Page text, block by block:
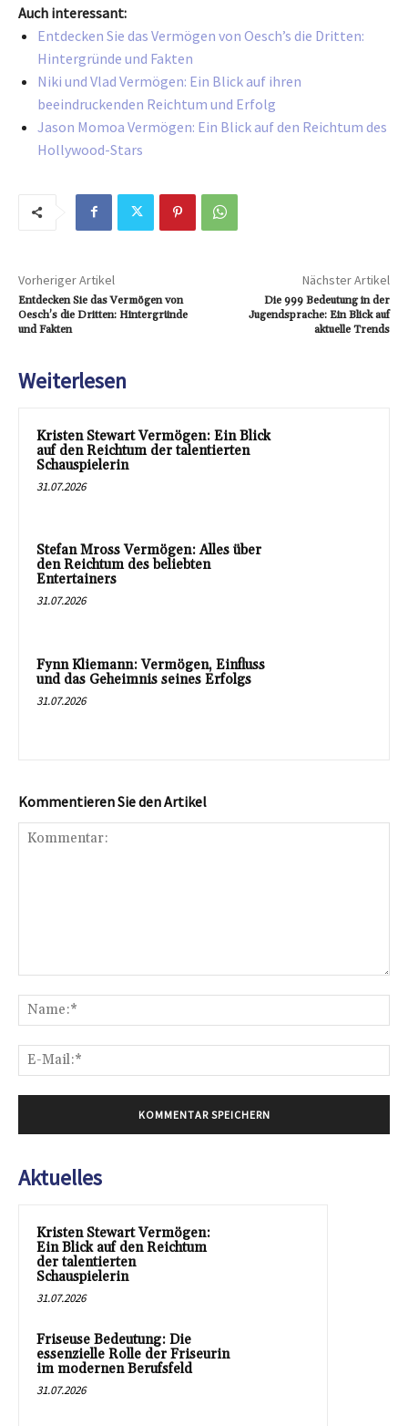
Auch interessant:
Entdecken Sie das Vermögen von Oesch’s die Dritten:
Hintergründe und Fakten
Niki und Vlad Vermögen: Ein Blick auf ihren
beeindruckenden Reichtum und Erfolg
Jason Momoa Vermögen: Ein Blick auf den Reichtum des
Hollywood-Stars
Vorheriger Artikel
Entdecken Sie das Vermögen von
Oesch’s die Dritten: Hintergründe
und Fakten
Nächster Artikel
Die 999 Bedeutung in der
Jugendsprache: Ein Blick auf
aktuelle Trends
Weiterlesen
Kristen Stewart Vermögen: Ein Blick
auf den Reichtum der talentierten
Schauspielerin
31.07.2026
Stefan Mross Vermögen: Alles über
den Reichtum des beliebten
Entertainers
31.07.2026
Fynn Kliemann: Vermögen, Einfluss
und das Geheimnis seines Erfolgs
31.07.2026
Kommentieren Sie den Artikel
Aktuelles
Kristen Stewart Vermögen:
Ein Blick auf den Reichtum
der talentierten
Schauspielerin
31.07.2026
Friseuse Bedeutung: Die
essenzielle Rolle der Friseurin
im modernen Berufsfeld
31.07.2026